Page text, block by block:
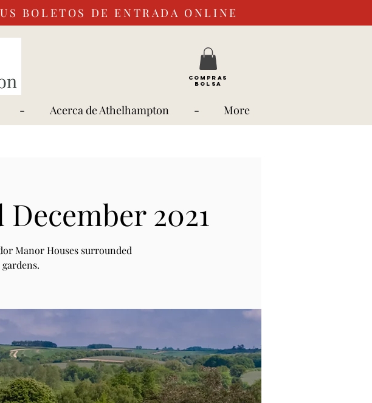
BOLETOS DE ENTRADA ONLINE
COMPRAS
BOLSA
- Acerca de Athelhampton - More
2021
Manor Houses surrounded